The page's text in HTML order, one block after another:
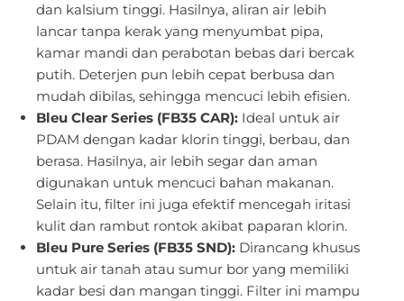
dan kalsium tinggi. Hasilnya, aliran air lebih
lancar tanpa kerak yang menyumbat pipa,
kamar mandi dan perabotan bebas dari bercak
putih. Deterjen pun lebih cepat berbusa dan
mudah dibilas, sehingga mencuci lebih efisien.
Bleu Clear Series (FB35 CAR):Ideal untuk air
PDAM dengan kadar klorin tinggi, berbau, dan
berasa. Hasilnya, air lebih segar dan aman
digunakan untuk mencuci bahan makanan.
Selain itu, filter ini juga efektif mencegah iritasi
kulit dan rambut rontok akibat paparan klorin.
Bleu Pure Series (FB35 SND): Dirancang khusus
untuk air tanah atau sumur bor yang memiliki
kadar besi dan mangan tinggi. Filter ini mampu